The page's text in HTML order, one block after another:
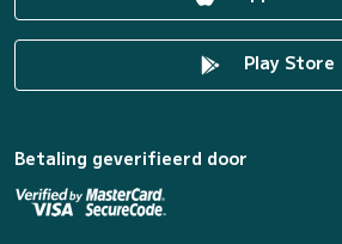
Play Store
Betaling geverifieerd door